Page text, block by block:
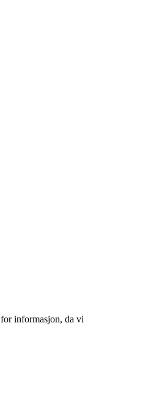
for informasjon, da vi